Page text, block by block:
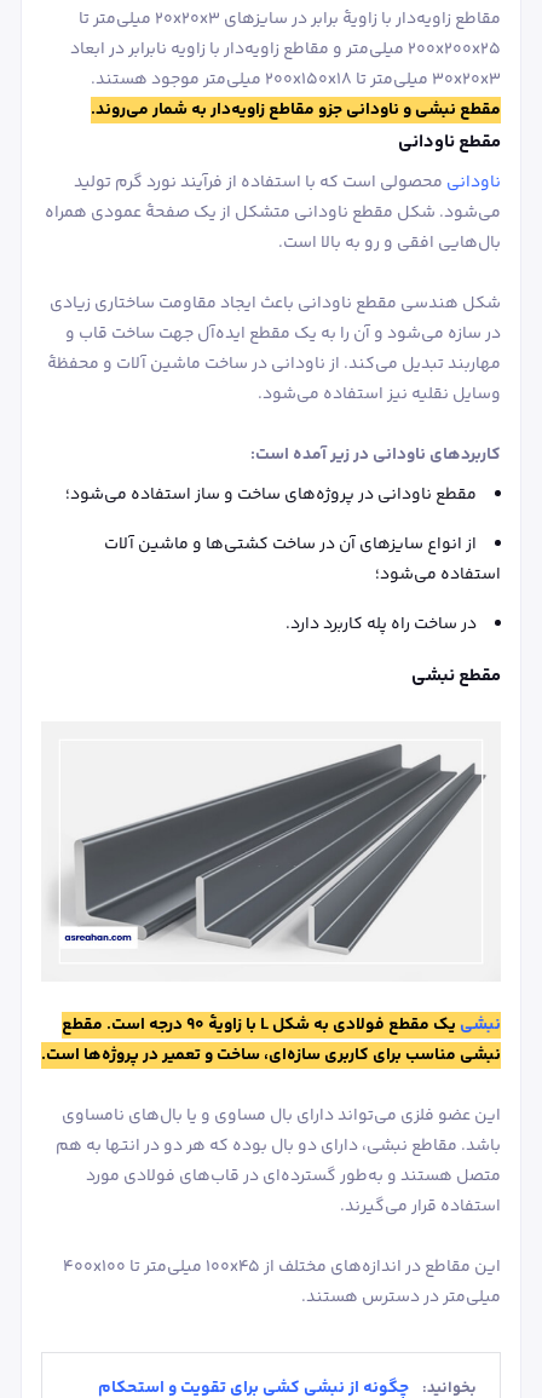
مقاطع زاویه‌دار با زاویۀ برابر در سایزهای 20x20x3 میلی‌متر تا
200x200x25 میلی‌متر و مقاطع زاویه‌دار با زاویه نابرابر در ابعاد
30x20x3 میلی‌متر تا 200x150x18 میلی‌متر موجود هستند.
مقطع نبشی و ناودانی جزو مقاطع زاویه‌دار به شمار می‌روند.
مقطع ناودانی
ناودانی محصولی است که با استفاده از فرآیند نورد گرم تولید
می‌شود. شکل مقطع ناودانی متشکل از یک صفحۀ عمودی همراه
بال‌هایی افقی و رو به بالا است.
شکل هندسی مقطع ناودانی باعث ایجاد مقاومت ساختاری زیادی
در سازه می‌شود و آن را به یک مقطع ایده‌آل جهت ساخت قاب و
مهاربند تبدیل می‌کند. از ناودانی در ساخت ماشین آلات و محفظۀ
وسایل نقلیه نیز استفاده می‌شود.
کاربردهای ناودانی در زیر آمده است:
مقطع ناودانی در پروژه‌های ساخت و ساز استفاده می‌شود؛
از انواع سایزهای آن در ساخت کشتی‌ها و ماشین آلات
استفاده می‌شود؛
در ساخت راه پله کاربرد دارد.
مقطع نبشی
نبشی
یک مقطع فولادی به شکل L با زاویۀ 90 درجه است. مقطع
نبشی مناسب برای کاربری سازه‌ای، ساخت و تعمیر در پروژه‌ها است.
این عضو فلزی می‌تواند دارای بال مساوی و یا بال‌های نامساوی
باشد. مقاطع نبشی، دارای دو بال بوده که هر دو در انتها به هم
متصل هستند و به‌طور گسترده‌ای در قاب‌های فولادی مورد
استفاده قرار می‌گیرند.
این مقاطع در اندازه‌های مختلف از 100x45 میلی‌متر تا 400x100
میلی‌متر در دسترس هستند.
بخوانید: چگونه از نبشی کشی برای تقویت و استحکام